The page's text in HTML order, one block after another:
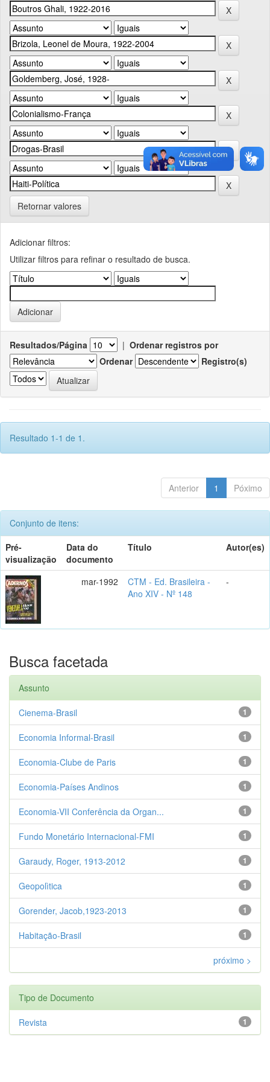
Retornar valores
Adicionar filtros:
Utilizar filtros para refinar o resultado de busca.
Resultados/Página | Ordenar registros por
Ordenar
Registro(s)
Resultado 1-1 de 1.
Anterior 1 Póximo
Conjunto de itens:
Pré-
visualização
Data do
documento
Título Autor(es)
mar-1992
CTM - Ed. Brasileira -
Ano XIV - Nº 148
-
Busca facetada
Assunto
1
Cienema-Brasil
1
Economia Informal-Brasil
1
Economia-Clube de Paris
1
Economia-Países Andinos
1
Economia-VII Conferência da Organ...
1
Fundo Monetário Internacional-FMI
1
Garaudy, Roger, 1913-2012
1
Geopolìtica
1
Gorender, Jacob,1923-2013
1
Habitação-Brasil
próximo >
Tipo de Documento
1
Revista